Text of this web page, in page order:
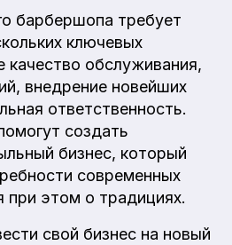
барбершопа требует
ключевых
качество обслуживания,
внедрение новейших
ответственность.
создать
бизнес, который
современных
при этом о традициях.
свой бизнес на новый